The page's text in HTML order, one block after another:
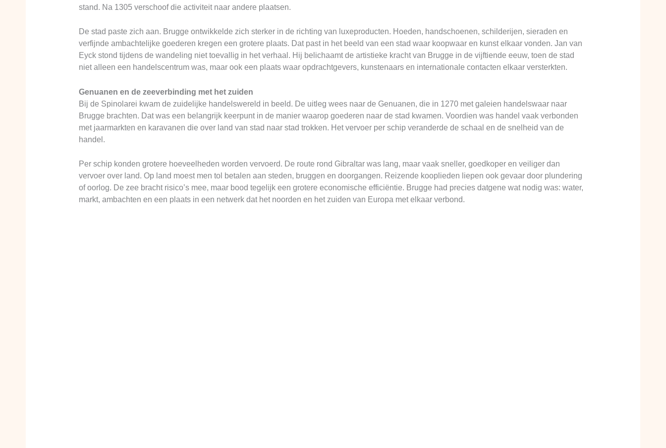
stand. Na 1305 verschoof die activiteit naar andere plaatsen.
De stad paste zich aan. Brugge ontwikkelde zich sterker in de richting van luxeproducten. Hoeden, handschoenen, schilderijen, sieraden en
verfijnde ambachtelijke goederen kregen een grotere plaats. Dat past in het beeld van een stad waar koopwaar en kunst elkaar vonden. Jan van
Eyck stond tijdens de wandeling niet toevallig in het verhaal. Hij belichaamt de artistieke kracht van Brugge in de vijftiende eeuw, toen de stad
niet alleen een handelscentrum was, maar ook een plaats waar opdrachtgevers, kunstenaars en internationale contacten elkaar versterkten.
Genuanen en de zeeverbinding met het zuiden
Bij de Spinolarei kwam de zuidelijke handelswereld in beeld. De uitleg wees naar de Genuanen, die in 1270 met galeien handelswaar naar
Brugge brachten. Dat was een belangrijk keerpunt in de manier waarop goederen naar de stad kwamen. Voordien was handel vaak verbonden
met jaarmarkten en karavanen die over land van stad naar stad trokken. Het vervoer per schip veranderde de schaal en de snelheid van de
handel.
Per schip konden grotere hoeveelheden worden vervoerd. De route rond Gibraltar was lang, maar vaak sneller, goedkoper en veiliger dan
vervoer over land. Op land moest men tol betalen aan steden, bruggen en doorgangen. Reizende kooplieden liepen ook gevaar door plundering
of oorlog. De zee bracht risico’s mee, maar bood tegelijk een grotere economische efficiëntie. Brugge had precies datgene wat nodig was: water,
markt, ambachten en een plaats in een netwerk dat het noorden en het zuiden van Europa met elkaar verbond.